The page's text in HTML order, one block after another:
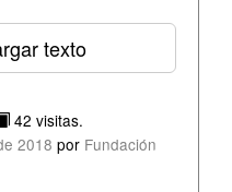
texto
42 visitas.
2018 por Fundación